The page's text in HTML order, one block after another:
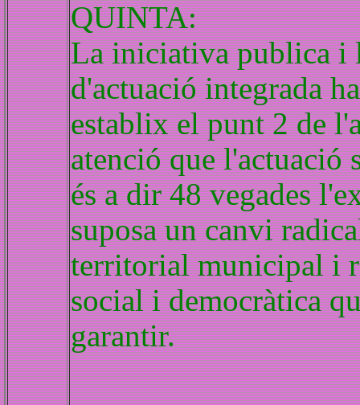
QUINTA:
La iniciativa publica i
d'actuació integrada
establix el punt 2 de
atenció que l'actuació
és a dir 48 vegades
suposa un canvi
territorial municipal i
social i democràtica
garantir.